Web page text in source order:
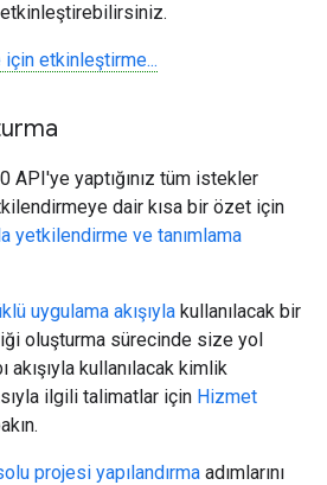
etkinleştirme...
API'ye yaptığınız tüm istekler
dair kısa bir özet için
yetkilendirme ve tanımlama
uygulama akışıyla kullanılacak bir
oluşturma sürecinde size yol
kullanılacak kimlik
ilgili talimatlar için Hizmet
projesi yapılandırma adımlarını